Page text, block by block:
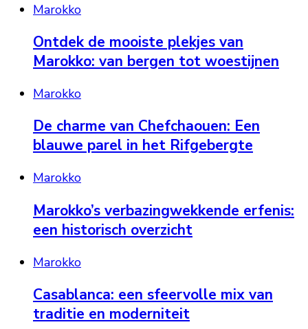
Marokko
Ontdek de mooiste plekjes van
Marokko: van bergen tot woestijnen
Marokko
De charme van Chefchaouen: Een
blauwe parel in het Rifgebergte
Marokko
Marokko’s verbazingwekkende erfenis:
een historisch overzicht
Marokko
Casablanca: een sfeervolle mix van
traditie en moderniteit